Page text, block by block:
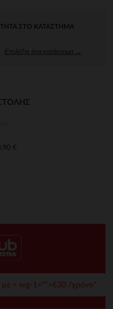
ΣΤΟ ΚΑΤΆΣΤΗΜΑ
Επιλέξτε ένα κατάστημα →
€
με < wg-1="">€30 /χρόνο*